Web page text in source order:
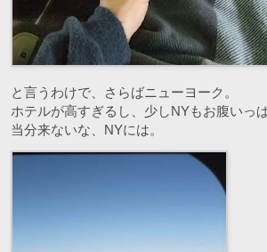
と言うわけで、さらばニューヨーク。
ホテルが高すぎるし、少しNYもお腹いっ
当分来ないな、NYには。